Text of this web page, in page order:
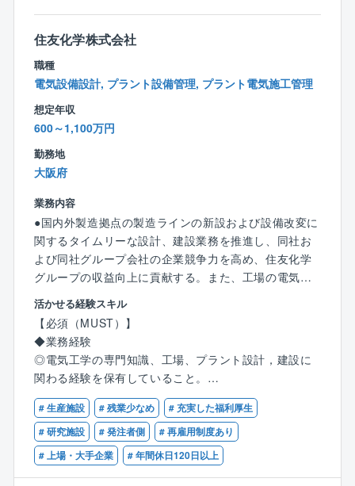
○担当設備：強電設備や自家発電・電源設備や監視制御
などの計装設備
※出張は全国の現場となります
＜働き方・手当など＞
◎年間休日131日
◎月平均残業30h程度
◎夜勤なし・土日の大半はお休み（基本は官公庁案件
◎チーム制導入によるフォロー体制のほか、社内分業
が進んでおり、コスト管理は別の部署で対応、現場管
理に専念できる環境です。
◎億単位の工事の現場代理人技術者として就業いただ
くため、仕事にやりがいを持ちながら、プライベート
◎出張手当などの他に累積の宿泊数に応じて長期出張
手当も付与されます。
└日当・宿泊費（1万円/日）は実費ではなく定額での支
給になる為、ご自身のお給与に分かりやすく反映され
ます。
★同企業の魅力
所定労働時間が7時間15分となります。
その為所定労働が8時間の企業に比べ、単純計算で1ヶ
月約20時間、年間で約240時間も労働時間が少ない企
住友化学株式会社
職種
電気設備設計, プラント設備管理, プラント電気施工管理
想定年収
600～1,100万円
勤務地
大阪府
業務内容
●国内外製造拠点の製造ラインの新設および設備改変に
関するタイムリーな設計、建設業務を推進し、同社お
よび同社グループ会社の企業競争力を高め、住友化学
グループの収益向上に貢献する。また、工場の電気設
備維持の工事、保全及び運用の業務を効率的に推進す
る。
国内外製造拠点（化学品製造工場）の増産,改良工事あ
るいは新規プラントの建設の電気設計担当者として、
製造プロセス、設備予算、工期を意識しながら、電気
設計業務を担当し、同社および同社グループ会社の企
業競争力を高め、住友化学グループの収益向上に貢献
いただく。
将来的には、それらの方針,戦略立案の一部を担い、生
活かせる経験スキル
【必須（MUST）】
◆業務経験
◎電気工学の専門知識、工場、プラント設計，建設に
関わる経験を保有していること。
◎環境、保安、安全関係法令について一定の知識，経
験を持っていること。
【歓迎（WANT）】
◆業務経験
# 生産施設 # 残業少なめ
# 充実した福利厚生
# 研究施設
# 発注者側
# 再雇用制度あり
# 上場・大手企業
# 年間休日120日以上